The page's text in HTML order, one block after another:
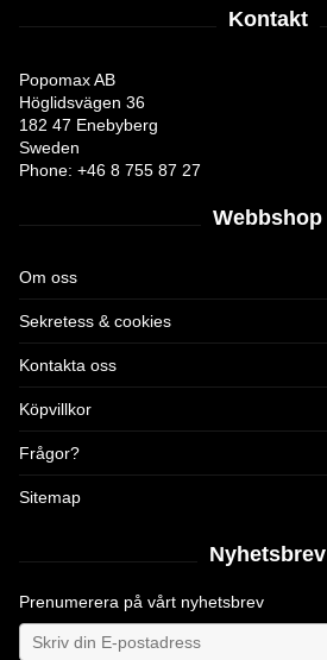
Kontakt
Popomax AB
Höglidsvägen 36
182 47 Enebyberg
Sweden
Phone: +46 8 755 87 27
Webbshop
Om oss
Sekretess & cookies
Kontakta oss
Köpvillkor
Frågor?
Sitemap
Nyhetsbrev
Prenumerera på vårt nyhetsbrev